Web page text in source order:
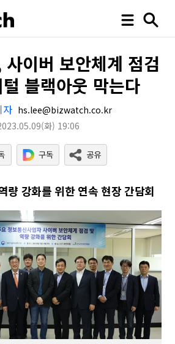
이버 보안체계 점검
블랙아웃 막는다
자 hs.lee@bizwatch.co.kr
(화) 19:06
량 강화를 위한 연속 현장 간담회